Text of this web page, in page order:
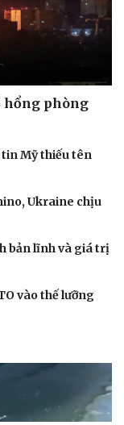
hổng phòng
Mỹ thiếu tên
Ukraine chịu
bản lĩnh và giá trị
vào thế lưỡng